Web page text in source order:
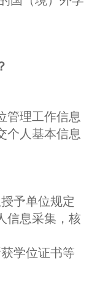
管理工作信息
个人基本信息
予单位规定
信息采集，核
学位证书等